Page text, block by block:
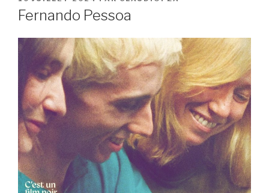
LE
Fernando Pessoa